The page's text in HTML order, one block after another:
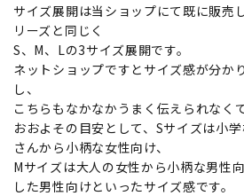
サイズ展開は当ショップにて既に販売
リーズと同じく
S、M、Lの3サイズ展開です。
ネットショップですとサイズ感が分か
し、
こちらもなかなかうまく伝えられなく
おおよその目安として、Sサイズは小
さんから小柄な女性向け、
Mサイズは大人の女性から小柄な男性
した男性向けといったサイズ感です。